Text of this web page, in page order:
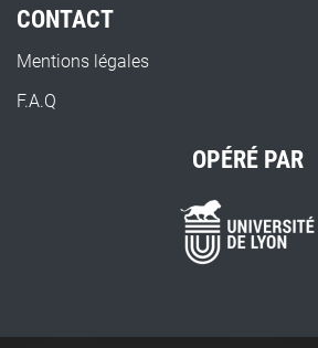
CONTACT
Mentions légales
F.A.Q
OPÉRÉ PAR